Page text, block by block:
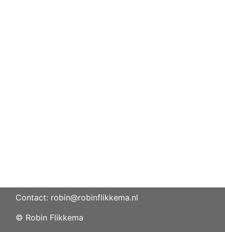
Contact: robin@robinflikkema.nl
© Robin Flikkema